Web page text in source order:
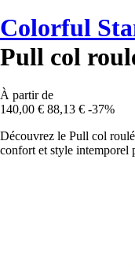
Colorful
Pull col
À partir de
140,00 € 88,13 € -37%
Découvrez le Pull col
confort et style intemporel